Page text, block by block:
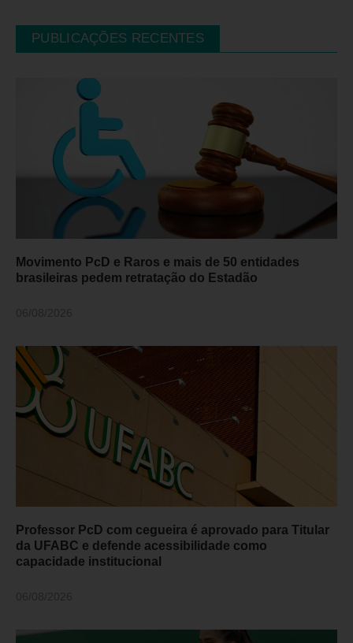
PUBLICAÇÕES RECENTES
Movimento PcD e Raros e mais de 50 entidades
brasileiras pedem retratação do Estadão
Professor PcD com cegueira é aprovado para Titular
da UFABC e defende acessibilidade como
capacidade institucional